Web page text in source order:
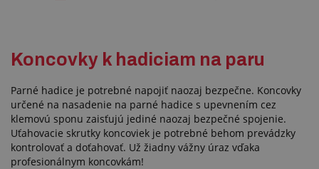
Koncovky k hadiciam na paru
Parné hadice je potrebné napojiť naozaj bezpečne. Koncovky
určené na nasadenie na parné hadice s upevnením cez
klemovú sponu zaisťujú jediné naozaj bezpečné spojenie.
Uťahovacie skrutky koncoviek je potrebné behom prevádzky
kontrolovať a doťahovať. Už žiadny vážny úraz vďaka
profesionálnym koncovkám!